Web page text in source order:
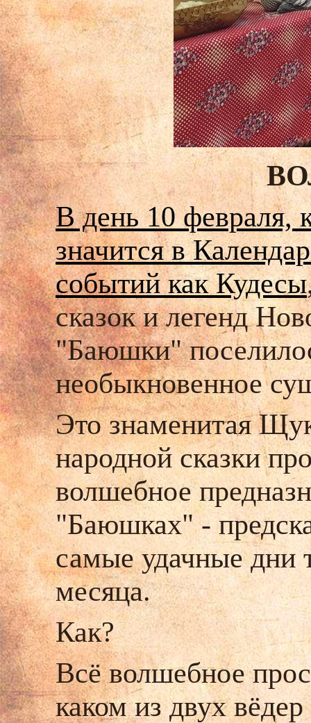
В день 10 февраля,
значится в
событий как Кудесы
сказок и легенд
"Баюшки"
необыкновенное
Это знаменитая
народной сказки
волшебное
"Баюшках" -
самые удачные дни
месяца.
Как?
Всё волшебное
каком из двух